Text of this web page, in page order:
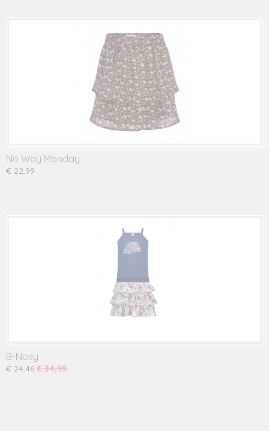
No Way Monday
€ 22,99
B-Nosy
€ 24,46 € 34,95